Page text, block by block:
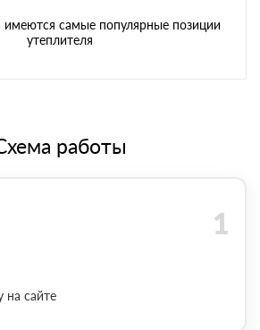
имеются самые популярные позиции
утеплителя
работы
на сайте